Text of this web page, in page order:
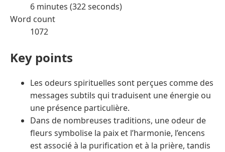
6 minutes (322 seconds)
Word count
1072
Key points
Les odeurs spirituelles sont perçues comme des
messages subtils qui traduisent une énergie ou
une présence particulière.
Dans de nombreuses traditions, une odeur de
fleurs symbolise la paix et l’harmonie, l’encens
est associé à la purification et à la prière, tandis